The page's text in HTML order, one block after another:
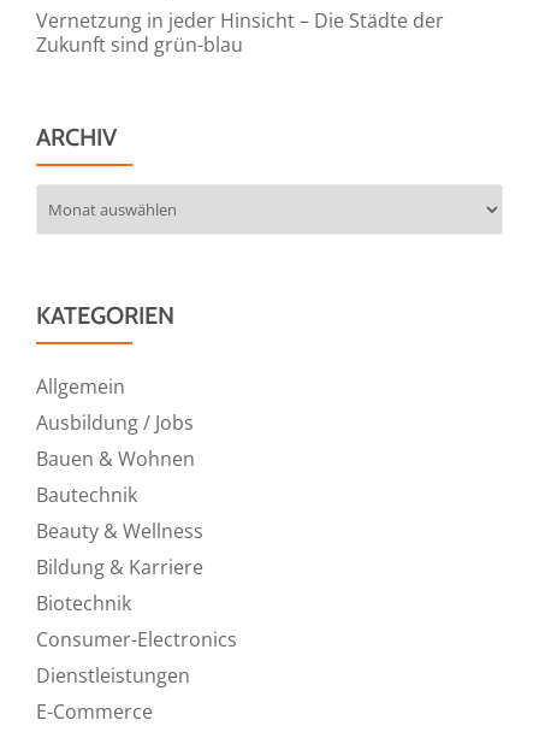
Vernetzung in jeder Hinsicht – Die Städte der
Zukunft sind grün-blau
ARCHIV
KATEGORIEN
Allgemein
Ausbildung / Jobs
Bauen & Wohnen
Bautechnik
Beauty & Wellness
Bildung & Karriere
Biotechnik
Consumer-Electronics
Dienstleistungen
E-Commerce